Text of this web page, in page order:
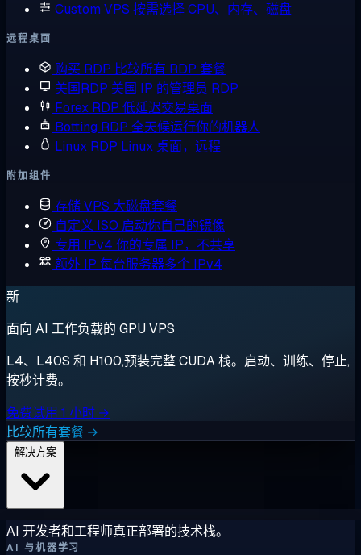
Custom VPS 按需选择 CPU、内存、磁盘
远程桌面
购买 RDP 比较所有 RDP 套餐
美国RDP 美国 IP 的管理员 RDP
Forex RDP 低延迟交易桌面
Botting RDP 全天候运行你的机器人
Linux RDP Linux 桌面，远程
附加组件
存储 VPS 大磁盘套餐
自定义 ISO 启动你自己的镜像
专用 IPv4 你的专属 IP，不共享
额外 IP 每台服务器多个 IPv4
新
面向 AI 工作负载的 GPU VPS
L4、L40S 和 H100,预装完整 CUDA 栈。启动、训练、停止,
按秒计费。
免费试用 1 小时 →
比较所有套餐 →
AI 开发者和工程师真正部署的技术栈。
AI 与机器学习